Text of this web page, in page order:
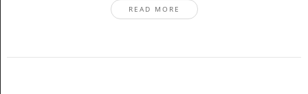
READ MORE